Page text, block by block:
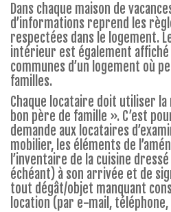
Dans chaque maison de
d’informations reprend les
respectées dans le logement.
intérieur est également
communes d’un logement où
familles.
Chaque locataire doit utiliser la
bon père de famille ». C’est
demande aux locataires
mobilier, les éléments de
l’inventaire de la cuisine
échéant) à son arrivée et de
tout dégât/objet manquant
location (par e-mail,